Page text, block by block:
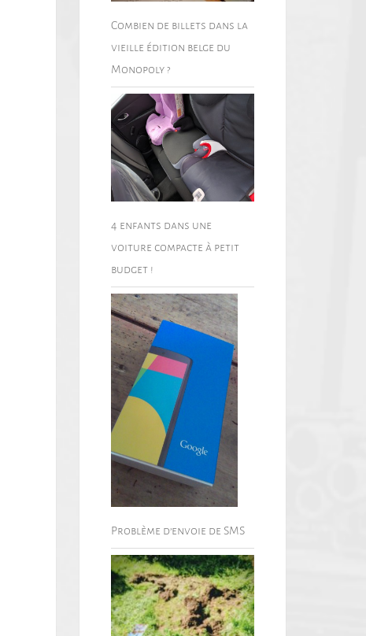
Combien de billets dans la
vieille édition belge du
Monopoly ?
4 enfants dans une
voiture compacte à petit
budget !
Problème d’envoie de SMS